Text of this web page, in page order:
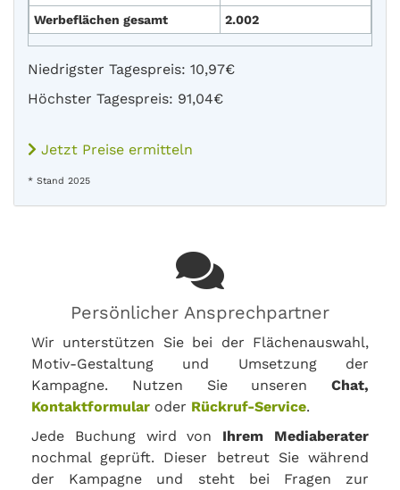
Werbeflächen gesamt
2.002
Niedrigster Tagespreis: 10,97€
Höchster Tagespreis: 91,04€
Jetzt Preise ermitteln
* Stand 2025
Persönlicher Ansprechpartner
Wir unterstützen Sie bei der Flächenauswahl,
Motiv-Gestaltung und Umsetzung der
Kampagne. Nutzen Sie unseren Chat,
Kontaktformular oder Rückruf-Service.
Jede Buchung wird von Ihrem Mediaberater
nochmal geprüft. Dieser betreut Sie während
der Kampagne und steht bei Fragen zur